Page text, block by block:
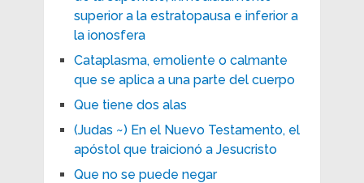
superior a la estratopausa e inferior a
la ionosfera
Cataplasma, emoliente o calmante
que se aplica a una parte del cuerpo
Que tiene dos alas
(Judas ~) En el Nuevo Testamento, el
apóstol que traicionó a Jesucristo
Que no se puede negar